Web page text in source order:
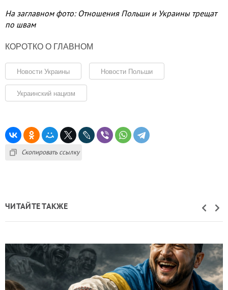
На заглавном фото: Отношения Польши и Украины трещат
по швам
КОРОТКО О ГЛАВНОМ
Новости Украины Новости Польши
Украинский нацизм
Скопировать ссылку
ЧИТАЙТЕ ТАКЖЕ